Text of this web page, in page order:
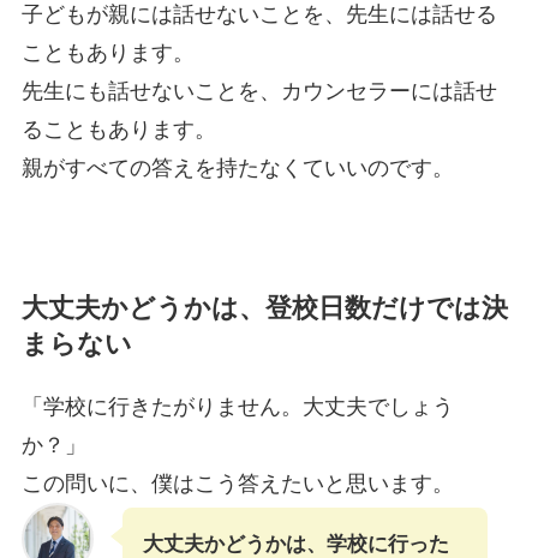
子どもが親には話せないことを、先生には話せる
こともあります。
先生にも話せないことを、カウンセラーには話せ
ることもあります。
親がすべての答えを持たなくていいのです。
大丈夫かどうかは、登校日数だけでは決
まらない
「学校に行きたがりません。大丈夫でしょう
か？」
この問いに、僕はこう答えたいと思います。
大丈夫かどうかは、学校に行った